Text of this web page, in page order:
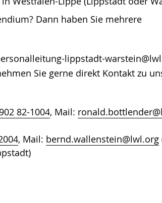
Dann haben Sie mehrere
lippstadt-
Sie gerne direkt Kontakt zu
82-1004, Mail:
, Mail: bernd.wallenstein@lwl.org